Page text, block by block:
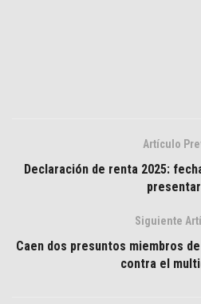
Artículo
Declaración de renta 2025:
Siguiente
Caen dos presuntos miembros
contra el